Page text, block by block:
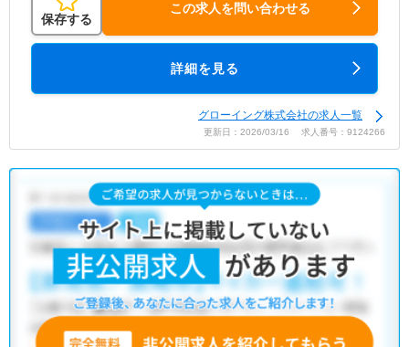
保存する
この求人を問い合わせる
詳細を見る
グローイング株式会社の求人一覧
更新日：2026/03/16 求人番号：9124266